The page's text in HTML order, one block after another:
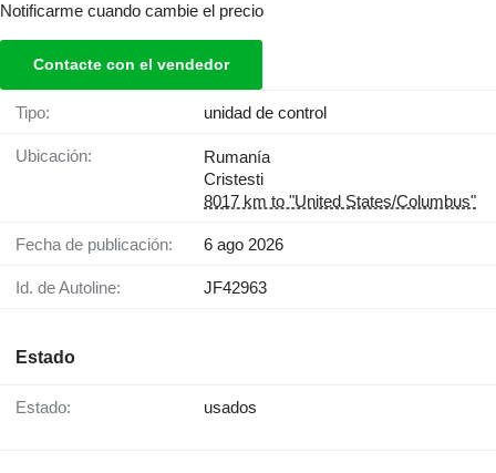
Notificarme cuando cambie el precio
Contacte con el vendedor
Tipo: unidad de control
Ubicación:
Rumanía
Cristesti
8017 km to "United States/Columbus"
Fecha de publicación: 6 ago 2026
Id. de Autoline: JF42963
Estado
Estado: usados